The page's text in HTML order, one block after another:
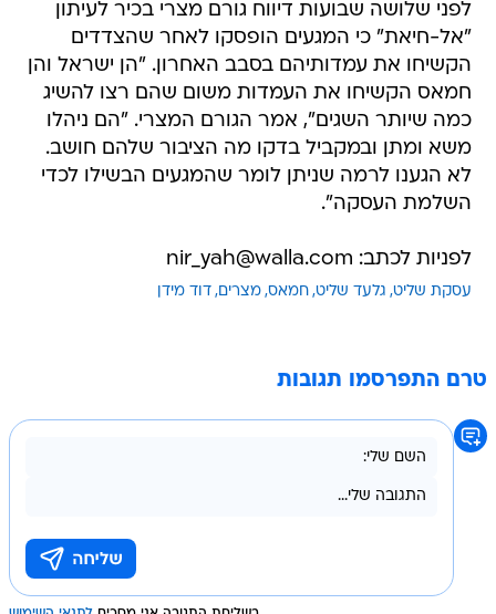
לפני שלושה שבועות דיווח גורם מצרי בכיר לעיתון
"אל-חיאת" כי המגעים הופסקו לאחר שהצדדים
הקשיחו את עמדותיהם בסבב האחרון. "הן ישראל והן
חמאס הקשיחו את העמדות משום שהם רצו להשיג
כמה שיותר השגים", אמר הגורם המצרי. "הם ניהלו
משא ומתן ובמקביל בדקו מה הציבור שלהם חושב.
לא הגענו לרמה שניתן לומר שהמגעים הבשילו לכדי
השלמת העסקה".
לפניות לכתב: nir_yah@walla.com
עסקת שליט גלעד שליט חמאס מצרים דוד מידן
טרם התפרסמו תגובות